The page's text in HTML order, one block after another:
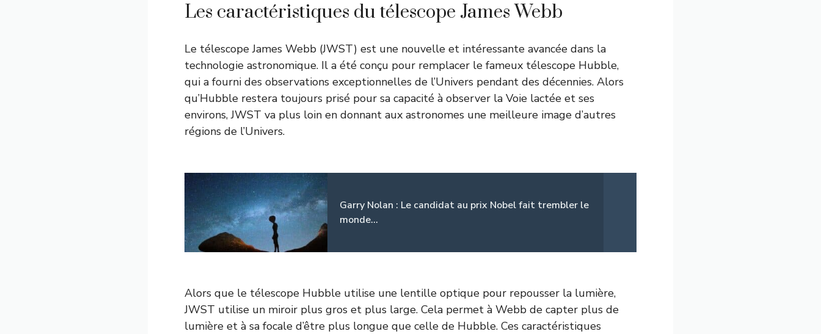
Les caractéristiques du télescope James Webb
Le télescope James Webb (JWST) est une nouvelle et intéressante avancée dans la
technologie astronomique. Il a été conçu pour remplacer le fameux télescope Hubble,
qui a fourni des observations exceptionnelles de l’Univers pendant des décennies. Alors
qu’Hubble restera toujours prisé pour sa capacité à observer la Voie lactée et ses
environs, JWST va plus loin en donnant aux astronomes une meilleure image d’autres
régions de l’Univers.
Garry Nolan : Le candidat au prix Nobel fait trembler le
monde...
Alors que le télescope Hubble utilise une lentille optique pour repousser la lumière,
JWST utilise un miroir plus gros et plus large. Cela permet à Webb de capter plus de
lumière et à sa focale d’être plus longue que celle de Hubble. Ces caractéristiques